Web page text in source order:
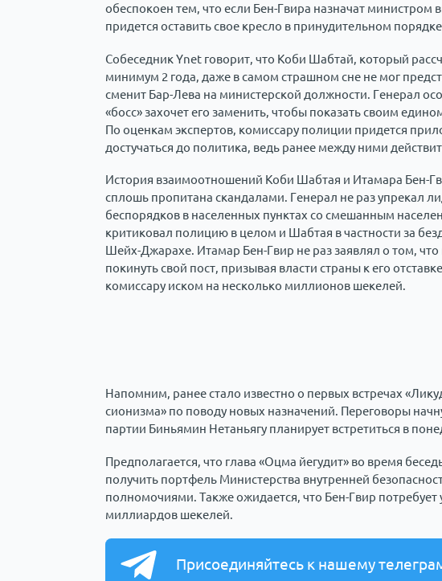
обеспокоен тем, что если Бен-Гвира назначат министром
придется оставить свое кресло в принудительном
Собеседник Ynet говорит, что Коби Шабтай, который
минимум 2 года, даже в самом страшном сне не мог
сменит Бар-Лева на министерской должности. Генерал
«босс» захочет его заменить, чтобы показать своим
По оценкам экспертов, комиссару полиции придется
достучаться до политика, ведь ранее между ними
История взаимоотношений Коби Шабтая и Итамара Бен-
сплошь пропитана скандалами. Генерал не раз упрекал
беспорядков в населенных пунктах со смешанным
критиковал полицию в целом и Шабтая в частности за
Шейх-Джарахе. Итамар Бен-Гвир не раз заявлял о том,
покинуть свой пост, призывая власти страны к его
комиссару иском на несколько миллионов шекелей.
Напомним, ранее стало известно о первых встречах
сионизма» по поводу новых назначений. Переговоры
партии Биньямин Нетаньягу планирует встретиться в
Предполагается, что глава «Оцма йегудит» во время
получить портфель Министерства внутренней
полномочиями. Также ожидается, что Бен-Гвир
миллиардов шекелей.
Присоединяйтесь к нашему